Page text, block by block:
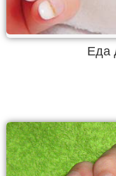
Еда